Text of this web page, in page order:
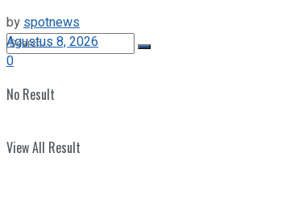
No Result
View All Result
byspotnews
Agustus 8, 2026
0